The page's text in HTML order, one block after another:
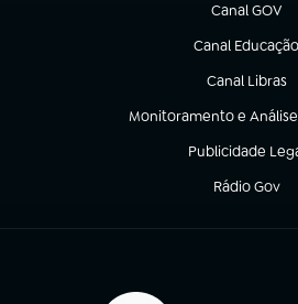
Canal GOV
(abre em
Canal Educação
(abre em nova
Canal Libras
(abre em nova
Monitoramento e
(abre em nova aba)
Publicidade
(abre em nova
Rádio Gov
(abre em